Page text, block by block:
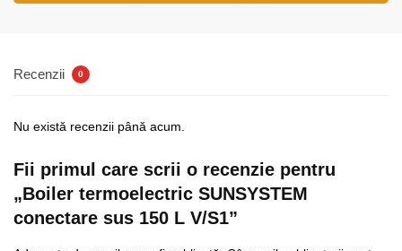
Recenzii 0
Nu există recenzii până acum.
Fii primul care scrii o recenzie pentru
„Boiler termoelectric SUNSYSTEM
conectare sus 150 L V/S1”